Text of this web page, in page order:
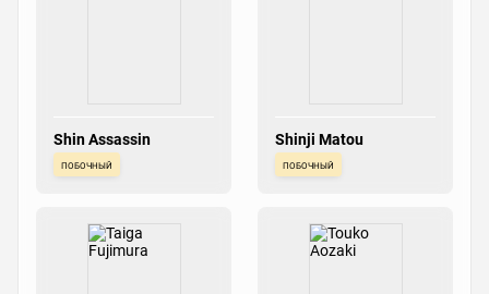
Shin Assassin
побочный
Shinji Matou
побочный